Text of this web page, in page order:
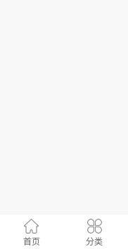
首页 分类